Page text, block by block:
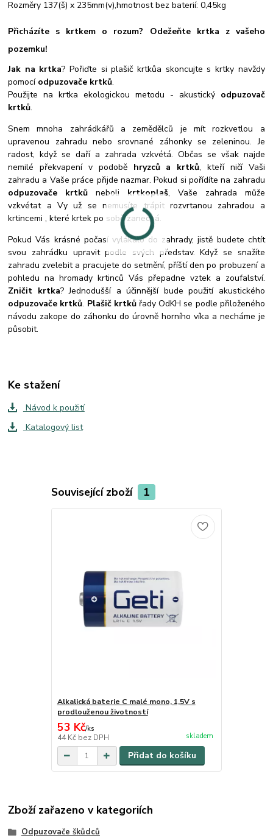
Rozměry 137(š) x 235mm(v),hmotnost bez baterií: 0,45kg
Přicházíte s krtkem o rozum? Odežeňte krtka z vašeho
pozemku!
Jak na krtka? Pořiďte si plašič krtkůa skoncujte s krtky navždy
pomocí odpuzovače krtků.
Použijte na krtka ekologickou metodu - akustický odpuzovač
krtků.
Snem mnoha zahrádkářů a zemědělců je mít rozkvetlou a
upravenou zahradu nebo srovnané záhonky se zeleninou. Je
radost, když se daří a zahrada vzkvétá. Občas se však najde
nemilé překvapení v podobě hryzců a krtků, kteří ničí Vaši
zahradu a Vaše práce přijde nazmar. Pokud si pořídíte na zahradu
odpuzovače krtků neboli krtkoplaš, Vaše zahrada může
vzkvétat a Vy už se nemusíte trápit rozvrtanou zahradou a
krtincemi , které krtek po sobě zanechá.
Pokud Vás krásné počasí vylákalo do zahrady, jistě budete chtít
svou zahrádku upravit podle svých představ. Když se snažíte
zahradu zvelebit a pracujete do setmění, příští den po probuzení a
pohledu na hromady krtinců Vás přepadne vztek a zoufalství.
Zničit krtka? Jednodušší a účinnější bude použití akustického
odpuzovače krtků. Plašič krtkůřady OdKH se podle přiloženého
návodu zakope do záhonku do úrovně horního víka a necháme je
působit.
Ke stažení
Návod k použití
Katalogový list
Související zboží 1
Alkalická baterie C malé mono, 1,5V s
prodlouženou životností
53 Kč/ks
44 Kč bez DPH skladem
Přidat do košíku
Zboží zařazeno v kategoriích
Odpuzovače škůdců